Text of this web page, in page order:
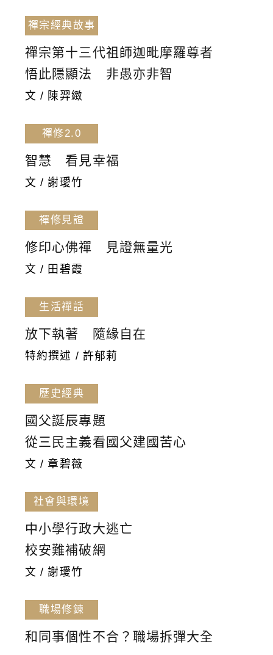
禪宗經典故事
禪宗第十三代祖師迦毗摩羅尊者
悟此隱顯法 非愚亦非智
文 / 陳羿緻
禪修2.0
智慧 看見幸福
文 / 謝璦竹
禪修見證
修印心佛禪 見證無量光
文 / 田碧霞
生活禪話
放下執著 隨緣自在
特約撰述 / 許郁莉
歷史經典
國父誕辰專題
從三民主義看國父建國苦心
文 / 章碧薇
社會與環境
中小學行政大逃亡
校安難補破網
文 / 謝璦竹
職場修鍊
和同事個性不合？職場拆彈大全